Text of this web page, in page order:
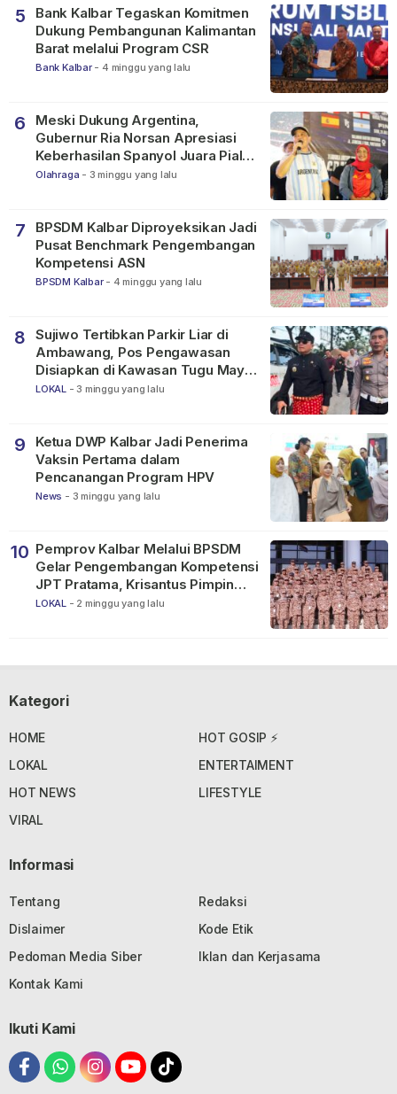
5
Bank Kalbar Tegaskan Komitmen
Dukung Pembangunan Kalimantan
Barat melalui Program CSR
Bank Kalbar - 4 minggu yang lalu
6
Meski Dukung Argentina,
Gubernur Ria Norsan Apresiasi
Keberhasilan Spanyol Juara Piala
Dunia FIFA 2026
Olahraga - 3 minggu yang lalu
7
BPSDM Kalbar Diproyeksikan Jadi
Pusat Benchmark Pengembangan
Kompetensi ASN
BPSDM Kalbar - 4 minggu yang lalu
8
Sujiwo Tertibkan Parkir Liar di
Ambawang, Pos Pengawasan
Disiapkan di Kawasan Tugu Mayor
Alianyang
LOKAL - 3 minggu yang lalu
9
Ketua DWP Kalbar Jadi Penerima
Vaksin Pertama dalam
Pencanangan Program HPV
News - 3 minggu yang lalu
10 Pemprov Kalbar Melalui BPSDM
Gelar Pengembangan Kompetensi
JPT Pratama, Krisantus Pimpin
Apel Peserta
LOKAL - 2 minggu yang lalu
Kategori
HOME
HOT GOSIP ⚡
LOKAL
ENTERTAIMENT
HOT NEWS
LIFESTYLE
VIRAL
Informasi
Tentang
Redaksi
Dislaimer
Kode Etik
Pedoman Media Siber
Iklan dan Kerjasama
Kontak Kami
Ikuti Kami